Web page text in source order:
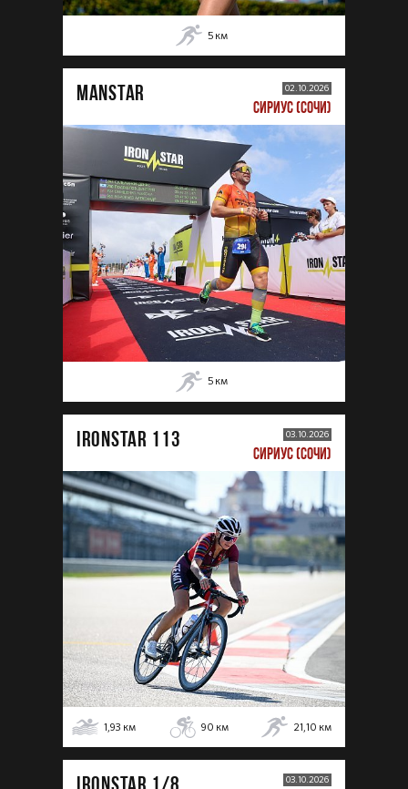
5 км
MANSTAR 02.10.2026
СИРИУС (СОЧИ)
5 км
IRONSTAR 113 03.10.2026
СИРИУС (СОЧИ)
1,93 км 90 км 21,10 км
IRONSTAR 1/8 03.10.2026